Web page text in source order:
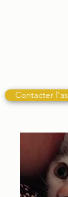
Contacter